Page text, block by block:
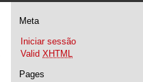
Meta
Iniciar sessão
Valid XHTML
Pages